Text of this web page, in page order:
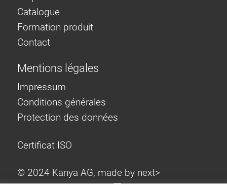
Catalogue
Formation produit
Contact
Mentions légales
Impressum
Conditions générales
Protection des données
Certificat ISO
© 2024 Kanya AG, made by next>